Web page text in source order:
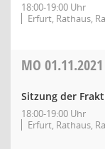
18:00-19:00 Uhr
Erfurt, Rathaus,
MO 01.11.2021
Sitzung der
18:00-19:00 Uhr
Erfurt, Rathaus,